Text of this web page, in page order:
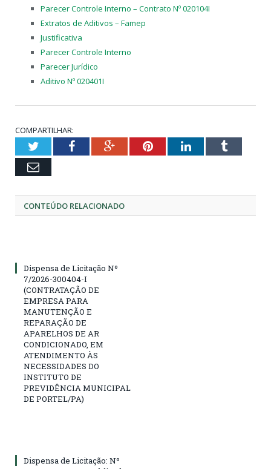
Parecer Controle Interno – Contrato Nº 020104I
Extratos de Aditivos – Famep
Justificativa
Parecer Controle Interno
Parecer Jurídico
Aditivo Nº 020401I
COMPARTILHAR:
TwitterFacebookGoogle+PinterestLinkedInTumblr
Email
CONTEÚDO RELACIONADO
Dispensa de Licitação Nº
7/2026-300404-I
(CONTRATAÇÃO DE
EMPRESA PARA
MANUTENÇÃO E
REPARAÇÃO DE
APARELHOS DE AR
CONDICIONADO, EM
ATENDIMENTO ÀS
NECESSIDADES DO
INSTITUTO DE
PREVIDÊNCIA MUNICIPAL
DE PORTEL/PA)
Dispensa de Licitação: Nº